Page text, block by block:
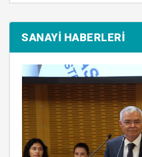
SANAYİ HABERLERİ